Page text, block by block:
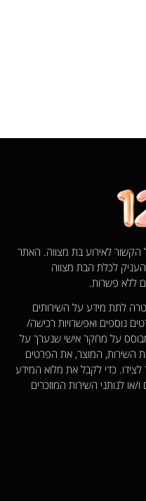
בכל הקשור לאירוע בת מצווה. האתר
לכלת הבת מצווה
ללא פשרות.
לתת מידע על השירותים
נוספים ואפשרויות רכישה/
מבוסס על מחקר אישי שנערך על
השירות, המוצר, את הפרטים
לצידו. כדי לקבל את מלוא המידע
או לנותני השירות המוזכרים